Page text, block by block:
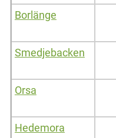
Borlänge
Smedjebacken
Orsa
Hedemora